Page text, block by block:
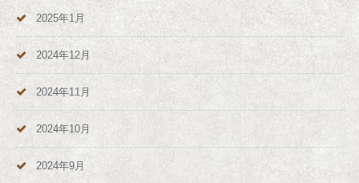
2025年1月
2024年12月
2024年11月
2024年10月
2024年9月